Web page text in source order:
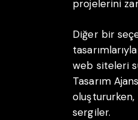
projelerini
Diğer bir
web siteleri
Tasarım
oluştururken,
sergiler.